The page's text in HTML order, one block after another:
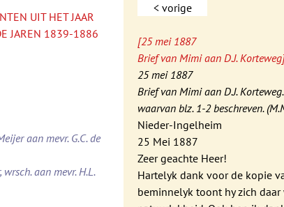
UIT HET JAAR
JAREN 1839-1886
aan mevr. G.C. de
aan mevr. H.L.
< vorige
[25 mei 1887
Brief van Mimi aan D.J.
25 mei 1887
Brief van Mimi aan D.J.
waarvan blz. 1-2 beschreven.
Nieder-Ingelheim
25 Mei 1887
Zeer geachte Heer!
Hartelyk dank voor de kopie
beminnelyk toont hy zich